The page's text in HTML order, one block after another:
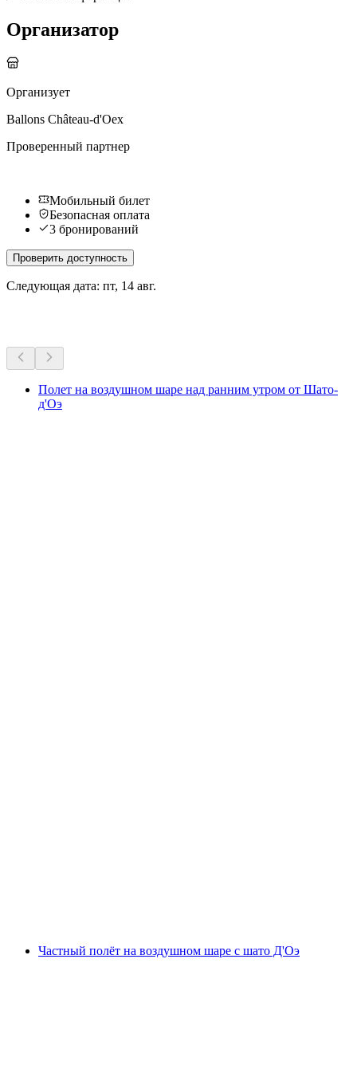
Организатор
Организует
Ballons Château-d'Oex
Проверенный партнер
Мобильный билет
Безопасная оплата
3 бронирований
Проверить доступность
Следующая дата: пт, 14 авг.
Полет на воздушном шаре над ранним утром от Шато-
д'Оэ
Частный полёт на воздушном шаре с шато Д'Оэ